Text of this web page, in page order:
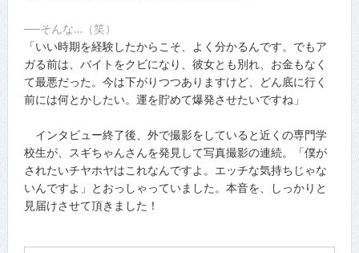
──そんな…（笑）
「いい時期を経験したからこそ、よく分かるんです。でもア
ガる前は、バイトをクビになり、彼女とも別れ、お金もなく
て最悪だった。今は下がりつつありますけど、どん底に行く
前には何とかしたい。運を貯めて爆発させたいですね」
インタビュー終了後、外で撮影をしていると近くの専門学
校生が、スギちゃんさんを発見して写真撮影の連続。「僕が
されたいチヤホヤはこれなんですよ。エッチな気持ちじゃな
いんですよ」とおっしゃっていました。本音を、しっかりと
見届けさせて頂きました！